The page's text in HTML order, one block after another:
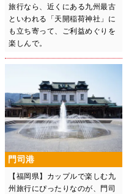
旅行なら、近くにある九州最古
といわれる「天開稲荷神社」に
も立ち寄って、ご利益めぐりを
楽しんで。
門司港
【福岡県】カップルで楽しむ九
州旅行にぴったりなのが、門司